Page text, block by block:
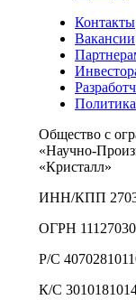
Контакты
Вакансии
Общество с
«Научно-
«Кристалл»
ИНН/КПП
ОГРН
Р/С
К/С